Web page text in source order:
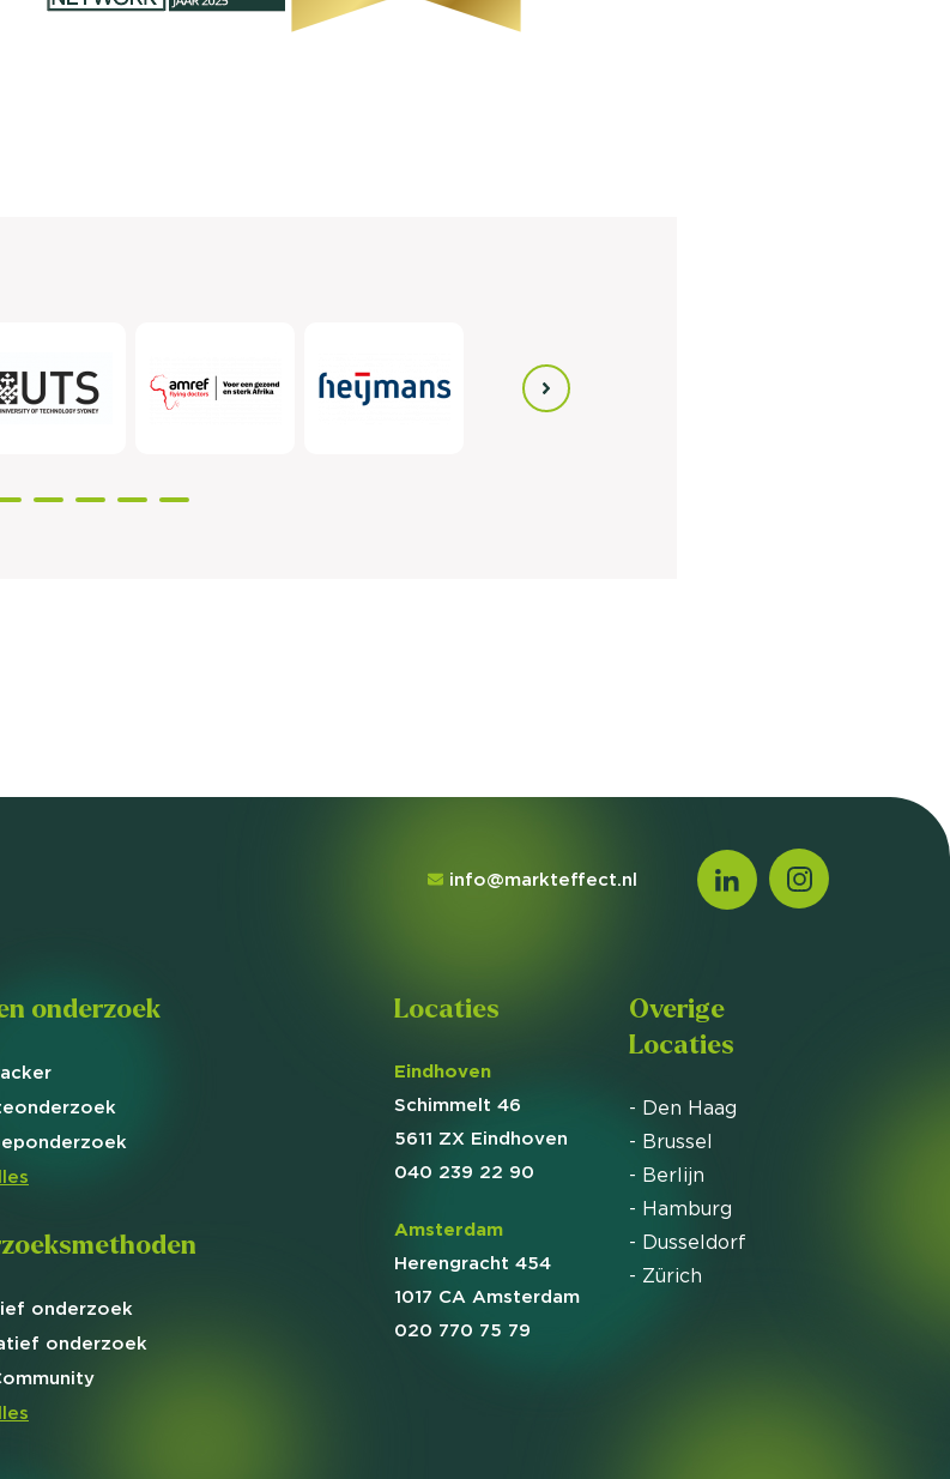
info@markteffect.nl
onderzoek
onderzoek
onderzoek
onderzoek
onderzoek
Locaties
Eindhoven
Schimmelt 46
5611 ZX Eindhoven
040 239 22 90
Amsterdam
Herengracht 454
1017 CA Amsterdam
020 770 75 79
Overige
Locaties
- Den Haag
- Brussel
- Berlijn
- Hamburg
- Dusseldorf
- Zürich